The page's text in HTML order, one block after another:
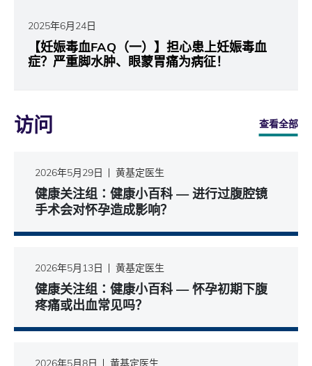
2025年6月24日
【妊娠毒血FAQ（一）】担心患上妊娠毒血
症？严重脚水肿、眼蒙胃痛为病征！
访问 查看全部
2026年5月29日 黄基定医生
健康关注组∶健康小百科 — 进行过腹腔镜
手术会对怀孕造成影响？
2026年5月13日 黄基定医生
健康关注组∶健康小百科 — 怀孕初期下腹
疼痛或出血常见吗？
2026年5月8日 黄基定医生